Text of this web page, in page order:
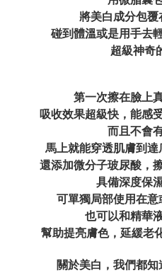
將美白成分包
碰到體溫或是用手去
超級神
第一次擦在臉上
吸收效果超級快，能感
而且不會
馬上就能穿透肌膚到
還添加微分子玻尿酸，
具備深度保
可單獨局部使用在意
也可以和精華
幫助提亮膚色，延緩老
關於美白，我們都